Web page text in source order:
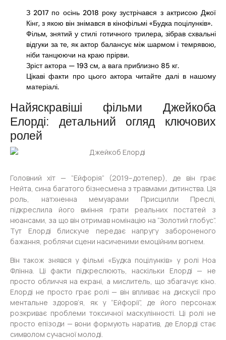
З 2017 по осінь 2018 року зустрічався з актрисою Джої
Кінг, з якою він знімався в кінофільмі «Будка поцілунків».
Фільм, знятий у стилі готичного трилера, зібрав схвальні
відгуки за те, як актор балансує між шармом і темрявою,
ніби танцюючи на краю прірви.
Зріст актора — 193 см, а вага приблизно 85 кг.
Цікаві факти про цього актора читайте далі в нашому
матеріалі.
Найяскравіші фільми Джейкоба
Елорді: детальний огляд ключових
ролей
Головний хіт — “Ейфорія” (2019–дотепер), де він грає
Нейта, сина багатого бізнесмена з травмами дитинства. Ця
роль, натхненна мемуарами Присцилли Преслі,
підкреслила його вміння грати реальних постатей з
нюансами, за що він отримав номінацію на “Золотий глобус”.
Тут Елорді блискуче передає напругу забороненого
бажання, роблячи сцени насиченими емоційним вогнем.
Він також знявся у фільмі «Будка поцілунків» у ролі Ноа
Флінна. Ці факти підкреслюють, наскільки Елорді — не
просто обличчя на екрані, а мислитель, що збагачує кіно.
Елорді не просто грає ролі — він впливає на дискусії про
ментальне здоров’я, як у “Ейфорії”, де його персонаж
розкриває проблеми токсичної маскулінності. Ці ролі не
просто епізоди — вони формують наратив, де Елорді стає
символом сучасної молоді.